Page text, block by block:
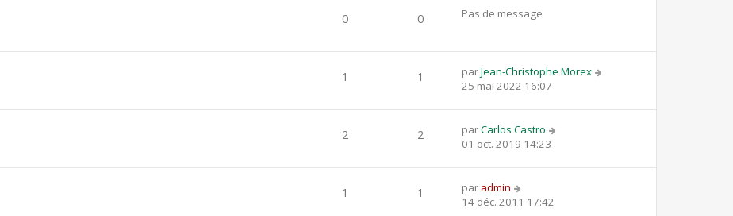
0 0 Pas de message
1 1 parJean-Christophe Morex
25 mai 2022 16:07
2 2 parCarlos Castro
01 oct. 2019 14:23
1 1 par admin
14 déc. 2011 17:42